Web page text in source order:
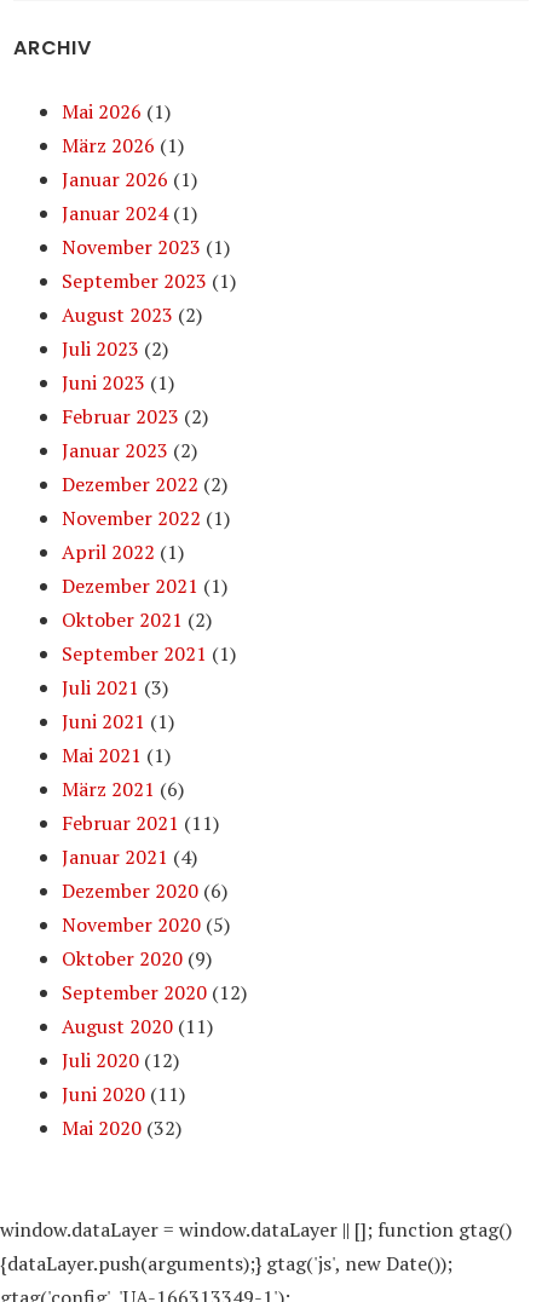
ARCHIV
Mai 2026 (1)
März 2026 (1)
Januar 2026 (1)
Januar 2024(1)
November 2023 (1)
September 2023 (1)
August 2023 (2)
Juli 2023 (2)
Juni 2023 (1)
Februar 2023 (2)
Januar 2023 (2)
Dezember 2022 (2)
November 2022 (1)
April 2022 (1)
Dezember 2021 (1)
Oktober 2021 (2)
September 2021 (1)
Juli 2021 (3)
Juni 2021 (1)
Mai 2021 (1)
März 2021 (6)
Februar 2021 (11)
Januar 2021 (4)
Dezember 2020 (6)
November 2020 (5)
Oktober 2020 (9)
September 2020 (12)
August 2020 (11)
Juli 2020 (12)
Juni 2020 (11)
Mai 2020 (32)
window.dataLayer = window.dataLayer || []; function gtag()
{dataLayer.push(arguments);} gtag('js', new Date());